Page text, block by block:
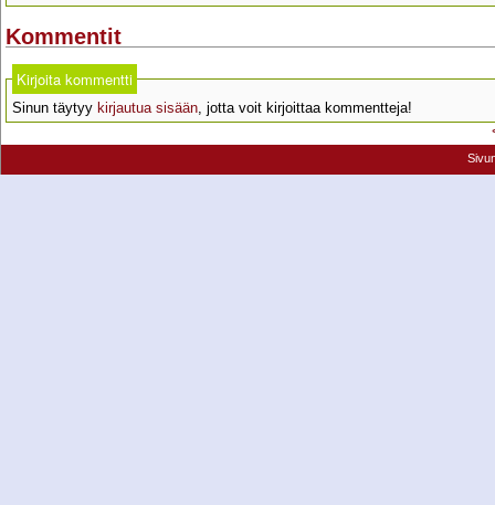
Kommentit
Kirjoita kommentti
Sinun täytyy kirjautua sisään, jotta voit kirjoittaa kommentteja!